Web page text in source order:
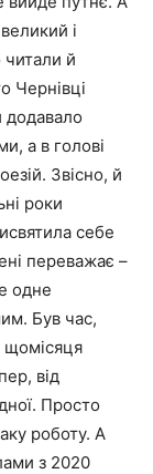
і
читали й
Чернівці
додавало
а в голові
Звісно, й
роки
себе
переважає –
одне
Був час,
від
Просто
роботу. А
з 2020